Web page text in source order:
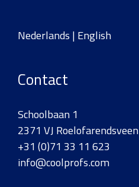
Nederlands | English
Contact
Schoolbaan 1
2371 VJ Roelofarendsveen
+31 (0)71 33 11 623
info@coolprofs.com